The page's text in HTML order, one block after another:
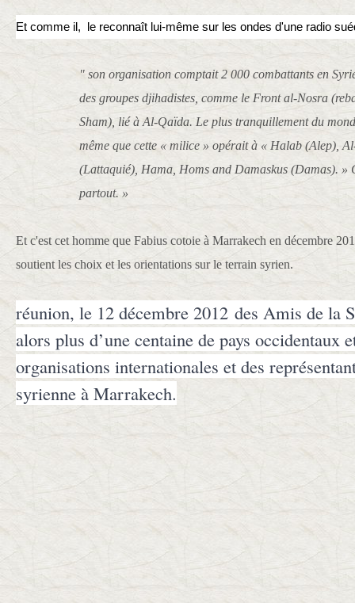
Et comme il, le reconnaît lui-même sur les ondes d'une radio
" son organisation comptait 2 000 combattants en
des groupes djihadistes, comme le Front al-Nosra
Sham), lié à Al-Qaïda. Le plus tranquillement du
même que cette « milice » opérait à « Halab (Alep),
(Lattaquié), Hama, Homs and Damaskus (Damas). »
partout. »
Et c'est cet homme que Fabius cotoie à Marrakech en décembre
soutient les choix et les orientations sur le terrain syrien.
réunion, le 12 décembre 2012 des Amis de la
alors plus d’une centaine de pays occidentaux
organisations internationales et des
syrienne à Marrakech.